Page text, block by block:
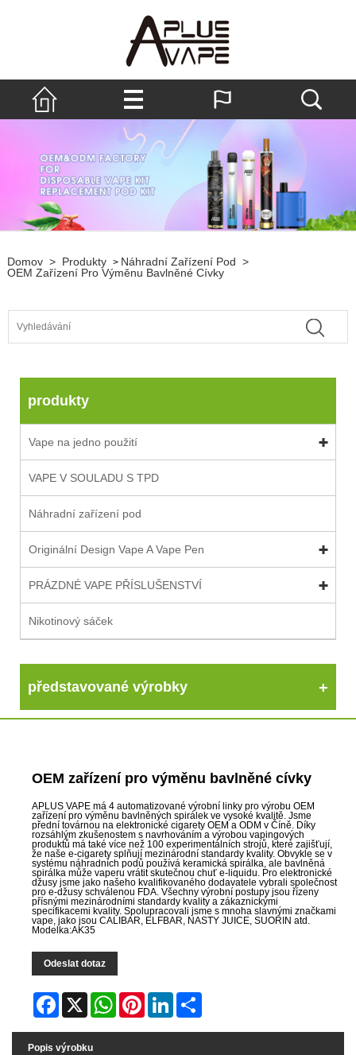
Domov > Produkty > Náhradní Zařízení Pod >
OEM Zařízení Pro Výměnu Bavlněné Cívky
produkty
Vape na jedno použití
VAPE V SOULADU S TPD
Náhradní zařízení pod
Originální Design Vape A Vape Pen
PRÁZDNÉ VAPE PŘÍSLUŠENSTVÍ
Nikotinový sáček
představované výrobky
OEM zařízení pro výměnu bavlněné cívky
APLUS VAPE má 4 automatizované výrobní linky pro výrobu OEM
zařízení pro výměnu bavlněných spirálek ve vysoké kvalitě. Jsme
přední továrnou na elektronické cigarety OEM a ODM v Číně. Díky
rozsáhlým zkušenostem s navrhováním a výrobou vapingových
produktů má také více než 100 experimentálních strojů, které zajišťují,
že naše e-cigarety splňují mezinárodní standardy kvality. Obvykle se v
systému náhradních podů používá keramická spirálka, ale bavlněná
spirálka může vaperu vrátit skutečnou chuť e-liquidu. Pro elektronické
džusy jsme jako našeho kvalifikovaného dodavatele vybrali společnost
pro e-džusy schválenou FDA. Všechny výrobní postupy jsou řízeny
přísnými mezinárodními standardy kvality a zákaznickými
specifikacemi kvality. Spolupracovali jsme s mnoha slavnými značkami
vape, jako jsou CALIBAR, ELFBAR, NASTY JUICE, SUORIN atd.
Modelka:AK35
Odeslat dotaz
Facebook
X WhatsAppPinterestLinkedIn
Popis výrobku